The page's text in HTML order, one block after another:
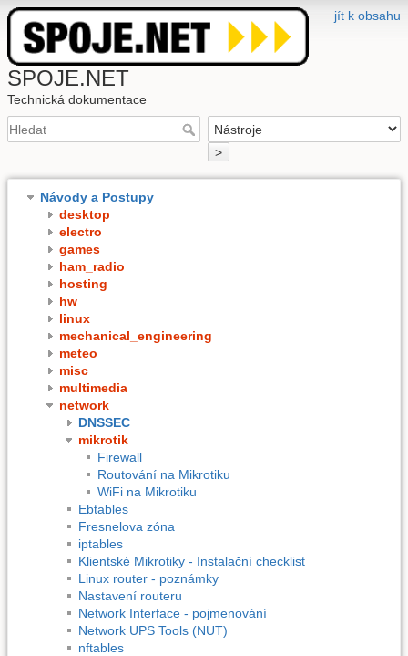
jít k obsahu
SPOJE.NET
Technická dokumentace
>
Návody a Postupy
desktop
electro
games
ham_radio
hosting
hw
linux
mechanical_engineering
meteo
misc
multimedia
network
DNSSEC
mikrotik
Firewall
Routování na Mikrotiku
WiFi na Mikrotiku
Ebtables
Fresnelova zóna
iptables
Klientské Mikrotiky - Instalační checklist
Linux router - poznámky
Nastavení routeru
Network Interface - pojmenování
Network UPS Tools (NUT)
nftables